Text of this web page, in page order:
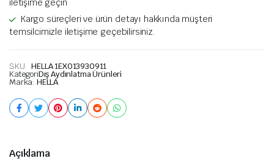
iletişime geçin
Kargo süreçleri ve ürün detayı hakkında müşteri
temsilcimizle iletişime geçebilirsiniz.
SKU: HELLA 1EX013930911
KategoriDış Aydınlatma Ürünleri
Marka: HELLA
Açıklama